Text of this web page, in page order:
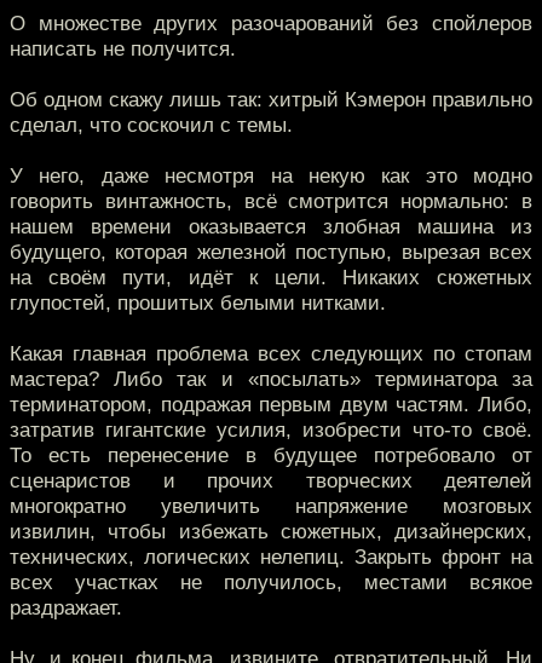
О множестве других разочарований без спойлеров
написать не получится.
Об одном скажу лишь так: хитрый Кэмерон правильно
сделал, что соскочил с темы.
У него, даже несмотря на некую как это модно
говорить винтажность, всё смотрится нормально: в
нашем времени оказывается злобная машина из
будущего, которая железной поступью, вырезая всех
на своём пути, идёт к цели. Никаких сюжетных
глупостей, прошитых белыми нитками.
Какая главная проблема всех следующих по стопам
мастера? Либо так и «посылать» терминатора за
терминатором, подражая первым двум частям. Либо,
затратив гигантские усилия, изобрести что-то своё.
То есть перенесение в будущее потребовало от
сценаристов и прочих творческих деятелей
многократно увеличить напряжение мозговых
извилин, чтобы избежать сюжетных, дизайнерских,
технических, логических нелепиц. Закрыть фронт на
всех участках не получилось, местами всякое
раздражает.